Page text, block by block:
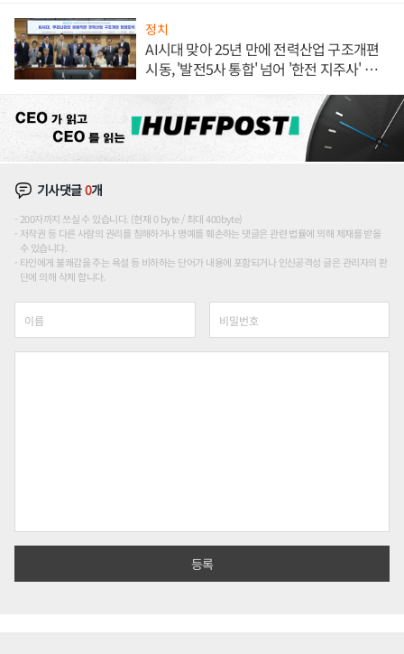
정치
AI시대 맞아 25년 만에 전력산업 구조개편
시동, '발전5사 통합' 넘어 '한전 지주사' 재편
기사댓글0개
200자까지 쓰실 수 있습니다. (현재 0 byte / 최대 400byte)
저작권 등 다른 사람의 권리를 침해하거나 명예를 훼손하는 댓글은 관련 법률에 의해 제재를 받을
수 있습니다.
타인에게 불쾌감을 주는 욕설 등 비하하는 단어가 내용에 포함되거나 인신공격성 글은 관리자의 판
단에 의해 삭제 합니다.